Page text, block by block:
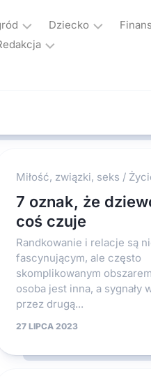
Dziecko
Nauka
Rozwój
Wychowanie
Miłość, związki, seks /
7 oznak, że
coś czuje
Randkowanie i relacje są
fascynującym, ale często
skomplikowanym
osoba jest inna, a sygnały
przez drugą...
27 LIPCA 2023